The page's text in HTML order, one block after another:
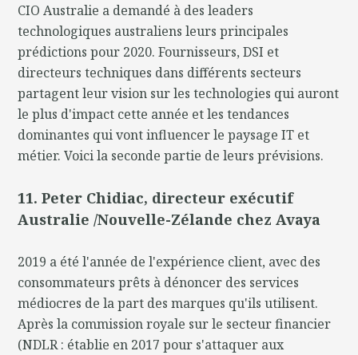
CIO Australie a demandé à des leaders
technologiques australiens leurs principales
prédictions pour 2020. Fournisseurs, DSI et
directeurs techniques dans différents secteurs
partagent leur vision sur les technologies qui auront
le plus d'impact cette année et les tendances
dominantes qui vont influencer le paysage IT et
métier. Voici la seconde partie de leurs prévisions.
11. Peter Chidiac, directeur exécutif
Australie /Nouvelle-Zélande chez Avaya
2019 a été l'année de l'expérience client, avec des
consommateurs prêts à dénoncer des services
médiocres de la part des marques qu'ils utilisent.
Après la commission royale sur le secteur financier
(NDLR : établie en 2017 pour s'attaquer aux